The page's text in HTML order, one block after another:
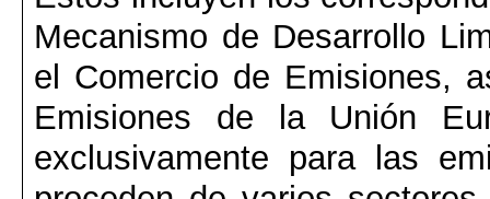
Mecanismo de Desarrollo
el Comercio de Emisiones,
Emisiones de la Unión
exclusivamente para las